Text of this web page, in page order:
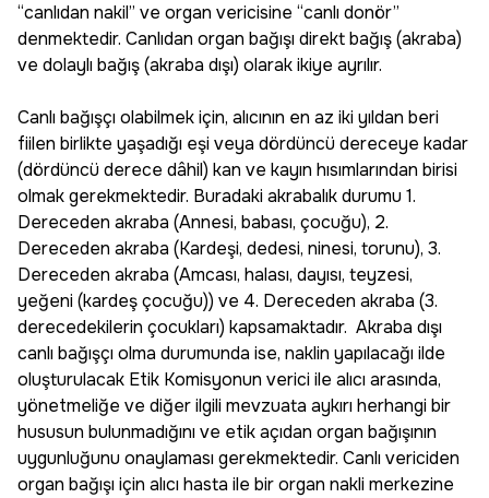
“canlıdan nakil” ve organ vericisine “canlı donör”
denmektedir. Canlıdan organ bağışı direkt bağış (akraba)
ve dolaylı bağış (akraba dışı) olarak ikiye ayrılır.
Canlı bağışçı olabilmek için, alıcının en az iki yıldan beri
fiilen birlikte yaşadığı eşi veya dördüncü dereceye kadar
(dördüncü derece dâhil) kan ve kayın hısımlarından birisi
olmak gerekmektedir. Buradaki akrabalık durumu 1.
Dereceden akraba (Annesi, babası, çocuğu), 2.
Dereceden akraba (Kardeşi, dedesi, ninesi, torunu), 3.
Dereceden akraba (Amcası, halası, dayısı, teyzesi,
yeğeni (kardeş çocuğu)) ve 4. Dereceden akraba (3.
derecedekilerin çocukları) kapsamaktadır. Akraba dışı
canlı bağışçı olma durumunda ise, naklin yapılacağı ilde
oluşturulacak Etik Komisyonun verici ile alıcı arasında,
yönetmeliğe ve diğer ilgili mevzuata aykırı herhangi bir
hususun bulunmadığını ve etik açıdan organ bağışının
uygunluğunu onaylaması gerekmektedir. Canlı vericiden
organ bağışı için alıcı hasta ile bir organ nakli merkezine